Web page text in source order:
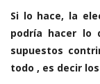
Si lo hace, la
podría hacer lo
supuestos
todo , es decir